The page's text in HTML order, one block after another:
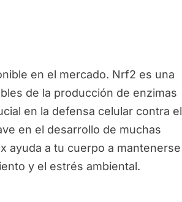
en el mercado. Nrf2 es una
de la producción de enzimas
en la defensa celular contra el
en el desarrollo de muchas
ayuda a tu cuerpo a mantenerse
y el estrés ambiental.